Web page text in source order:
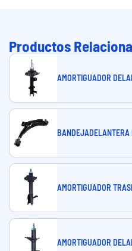
Productos
AMORTIGUADOR
BANDEJADELANTERA
AMORTIGUADOR
AMORTIGUADOR